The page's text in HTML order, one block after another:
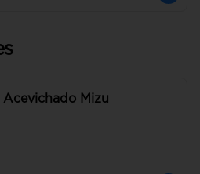
Acevichado Mizu